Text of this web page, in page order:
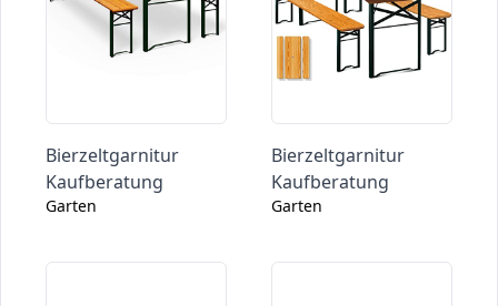
Bierzeltgarnitur
Kaufberatung
Garten
Bierzeltgarnitur
Kaufberatung
Garten